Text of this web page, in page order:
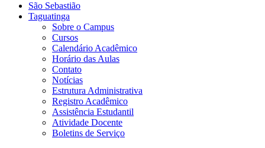
São Sebastião
Taguatinga
Sobre o Campus
Cursos
Calendário Acadêmico
Horário das Aulas
Contato
Notícias
Estrutura Administrativa
Registro Acadêmico
Assistência Estudantil
Atividade Docente
Boletins de Serviço